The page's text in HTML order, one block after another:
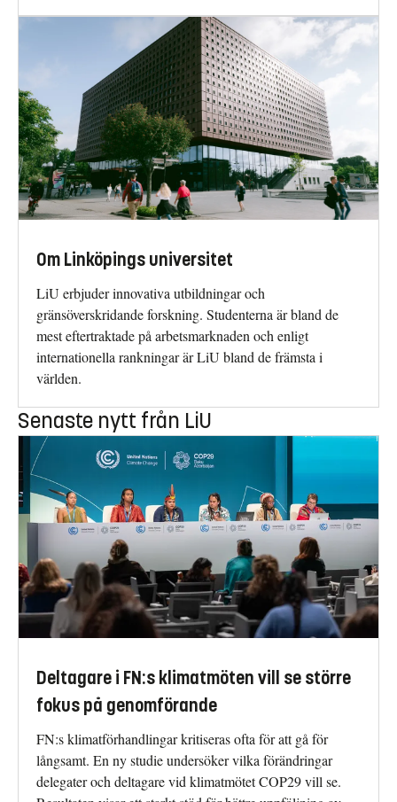
Om Linköpings universitet
LiU erbjuder innovativa utbildningar och
gränsöverskridande forskning. Studenterna är bland de
mest eftertraktade på arbetsmarknaden och enligt
internationella rankningar är LiU bland de främsta i
världen.
Senaste nytt från LiU
Deltagare i FN:s klimatmöten vill se större
fokus på genomförande
FN:s klimatförhandlingar kritiseras ofta för att gå för
långsamt. En ny studie undersöker vilka förändringar
delegater och deltagare vid klimatmötet COP29 vill se.